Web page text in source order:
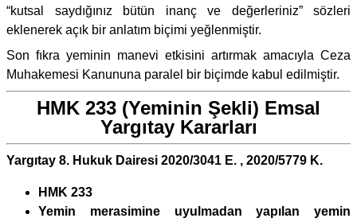
“kutsal saydığınız bütün inanç ve değerleriniz” sözleri
eklenerek açık bir anlatım biçimi yeğlenmiştir.
Son fıkra yeminin manevi etkisini artırmak amacıyla Ceza
Muhakemesi Kanununa paralel bir biçimde kabul edilmiştir.
HMK 233 (Yeminin Şekli) Emsal
Yargıtay Kararları
Yargıtay 8. Hukuk Dairesi 2020/3041 E. , 2020/5779 K.
HMK 233
Yemin merasimine uyulmadan yapılan yemin